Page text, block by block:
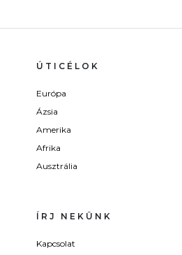
ÚTICÉLOK
Európa
Ázsia
Amerika
Afrika
Ausztrália
ÍRJ NEKÜNK
Kapcsolat